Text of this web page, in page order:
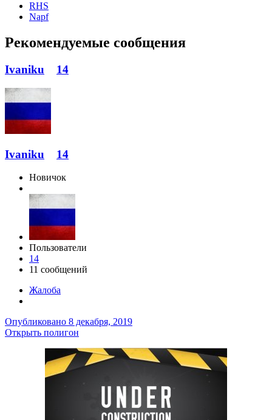
RHS
Napf
Рекомендуемые сообщения
Ivaniku 14
Ivaniku 14
Новичок
Пользователи
14
11 сообщений
Жалоба
Опубликовано 8 декабря, 2019
Открыть полигон